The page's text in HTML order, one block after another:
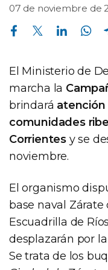
07 de noviembre de
Compartir en Facebook Compartir en Twitter Compartir en Linkedin Compartir en Whatsapp
El Ministerio de
marcha la
brindará
comunidades
Corrientes y se
noviembre.
El organismo
base naval
Escuadrilla de
desplazarán por
Se trata de los